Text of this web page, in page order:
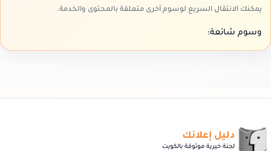
يمكنك الانتقال السريع لوسوم أخرى متعلقة بالمحتوى والخدمة.
وسوم شائعة:
دليل إعلانك
لجنة خيرية موثوقة بالكويت